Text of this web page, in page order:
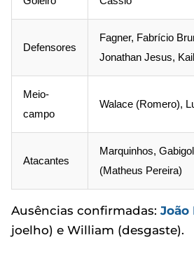
Defensores
Fagner, Fabrício
Jonathan Jesus,
Meio-
campo
Walace (Romero),
Atacantes
Marquinhos,
(Matheus Pereira)
Ausências confirmadas: João
joelho) e William (desgaste).